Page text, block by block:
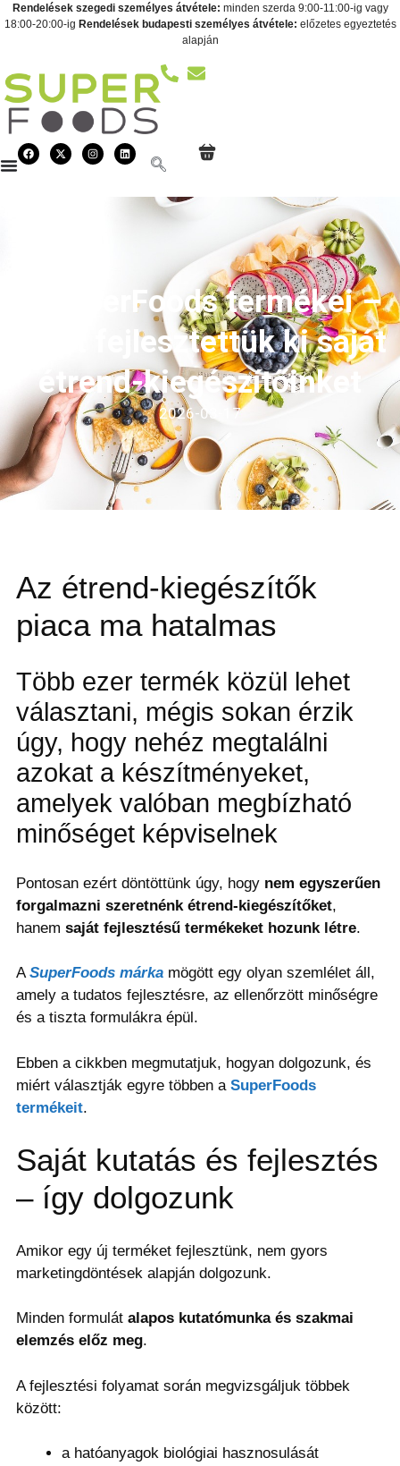
Rendelések szegedi személyes átvétele: minden szerda 9:00-11:00-ig vagy
18:00-20:00-ig Rendelések budapesti személyes átvétele: előzetes egyeztetés
alapján
A SuperFoods termékei –
ezért fejlesztettük ki saját
étrend-kiegészítőinket
2026-03-17
Az étrend-kiegészítők
piaca ma hatalmas
Több ezer termék közül lehet
választani, mégis sokan érzik
úgy, hogy nehéz megtalálni
azokat a készítményeket,
amelyek valóban megbízható
minőséget képviselnek
Pontosan ezért döntöttünk úgy, hogy nem egyszerűen
forgalmazni szeretnénk étrend-kiegészítőket,
hanem saját fejlesztésű termékeket hozunk létre.
ASuperFoods márka mögött egy olyan szemlélet áll,
amely a tudatos fejlesztésre, az ellenőrzött minőségre
és a tiszta formulákra épül.
Ebben a cikkben megmutatjuk, hogyan dolgozunk, és
miért választják egyre többen a SuperFoods
termékeit.
Saját kutatás és fejlesztés
– így dolgozunk
Amikor egy új terméket fejlesztünk, nem gyors
marketingdöntések alapján dolgozunk.
Minden formulát alapos kutatómunka és szakmai
elemzés előz meg.
A fejlesztési folyamat során megvizsgáljuk többek
között:
a hatóanyagok biológiai hasznosulását